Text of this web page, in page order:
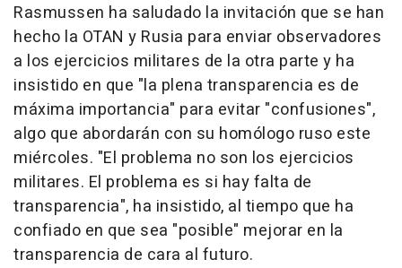
Rasmussen ha saludado la invitación que se han
hecho la OTAN y Rusia para enviar observadores
a los ejercicios militares de la otra parte y ha
insistido en que "la plena transparencia es de
máxima importancia" para evitar "confusiones",
algo que abordarán con su homólogo ruso este
miércoles. "El problema no son los ejercicios
militares. El problema es si hay falta de
transparencia", ha insistido, al tiempo que ha
confiado en que sea "posible" mejorar en la
transparencia de cara al futuro.